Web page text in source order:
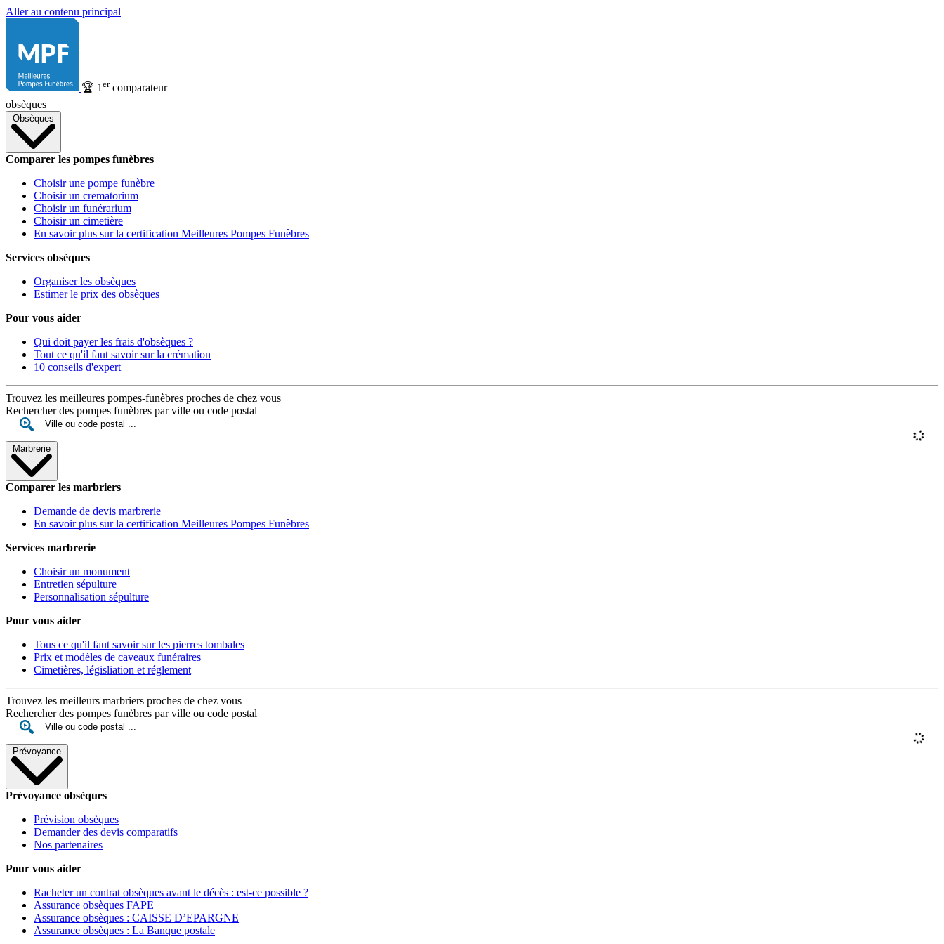
Aller au contenu principal
🏆 1 ercomparateur
obsèques
Obsèques
Comparer les pompes funèbres
Choisir une pompe funèbre
Choisir un crematorium
Choisir un funérarium
Choisir un cimetière
En savoir plus sur la certification Meilleures Pompes Funèbres
Services obsèques
Organiser les obsèques
Estimer le prix des obsèques
Pour vous aider
Qui doit payer les frais d'obsèques ?
Tout ce qu'il faut savoir sur la crémation
10 conseils d'expert
Trouvez les meilleures pompes-funèbres proches de chez vous
Rechercher des pompes funèbres par ville ou code postal
Marbrerie
Comparer les marbriers
Demande de devis marbrerie
En savoir plus sur la certification Meilleures Pompes Funèbres
Services marbrerie
Choisir un monument
Entretien sépulture
Personnalisation sépulture
Pour vous aider
Tous ce qu'il faut savoir sur les pierres tombales
Prix et modèles de caveaux funéraires
Cimetières, législiation et réglement
Trouvez les meilleurs marbriers proches de chez vous
Rechercher des pompes funèbres par ville ou code postal
Prévoyance
Prévoyance obsèques
Prévision obsèques
Demander des devis comparatifs
Nos partenaires
Pour vous aider
Racheter un contrat obsèques avant le décès : est-ce possible ?
Assurance obsèques FAPE
Assurance obsèques : CAISSE D’EPARGNE
Assurance obsèques : La Banque postale